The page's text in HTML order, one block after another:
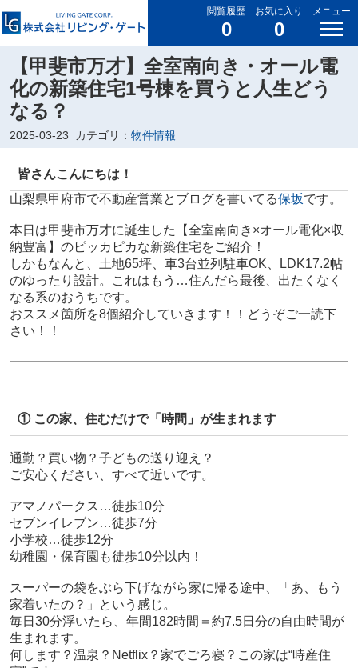
閲覧履歴
0
お気に入り
0
メニュー
【甲斐市万才】全室南向き・オール電
化の新築住宅1号棟を買うと人生どう
なる？
2025-03-23 カテゴリ： 物件情報
皆さんこんにちは！
山梨県甲府市で不動産営業とブログを書いてる保坂です。
本日は甲斐市万才に誕生した【全室南向き×オール電化×収
納豊富】のピッカピカな新築住宅をご紹介！
しかもなんと、土地65坪、車3台並列駐車OK、LDK17.2帖
のゆったり設計。これはもう…住んだら最後、出たくなく
なる系のおうちです。
おススメ箇所を8個紹介していきます！！どうぞご一読下
さい！！
① この家、住むだけで「時間」が生まれます
通勤？買い物？子どもの送り迎え？
ご安心ください、すべて近いです。
アマノパークス…徒歩10分
セブンイレブン…徒歩7分
小学校…徒歩12分
幼稚園・保育園も徒歩10分以内！
スーパーの袋をぶら下げながら家に帰る途中、「あ、もう
家着いたの？」という感じ。
毎日30分浮いたら、年間182時間＝約7.5日分の自由時間が
生まれます。
何します？温泉？Netflix？家でごろ寝？この家は“時産住